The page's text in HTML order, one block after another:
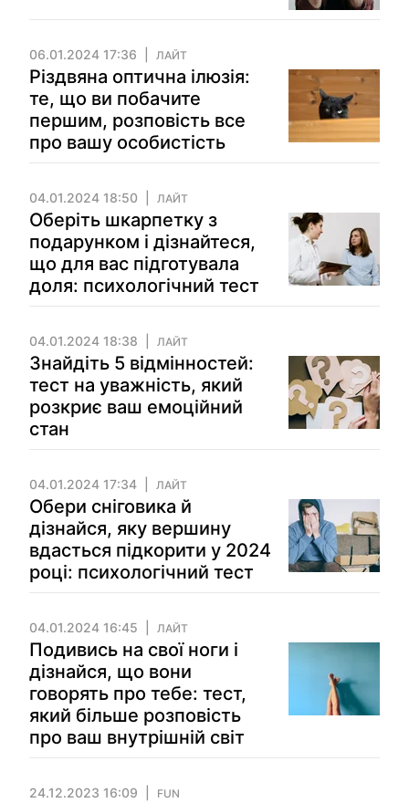
06.01.2024 17:36 ЛАЙТ
Різдвяна оптична ілюзія:
те, що ви побачите
першим, розповість все
про вашу особистість
04.01.2024 18:50 ЛАЙТ
Оберіть шкарпетку з
подарунком і дізнайтеся,
що для вас підготувала
доля: психологічний тест
04.01.2024 18:38 ЛАЙТ
Знайдіть 5 відмінностей:
тест на уважність, який
розкриє ваш емоційний
стан
04.01.2024 17:34 ЛАЙТ
Обери сніговика й
дізнайся, яку вершину
вдасться підкорити у 2024
році: психологічний тест
04.01.2024 16:45 ЛАЙТ
Подивись на свої ноги і
дізнайся, що вони
говорять про тебе: тест,
який більше розповість
про ваш внутрішній світ
24.12.2023 16:09 FUN